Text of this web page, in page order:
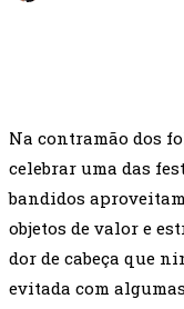
Na contramão dos
celebrar uma das
bandidos
objetos de valor e
dor de cabeça que
evitada com